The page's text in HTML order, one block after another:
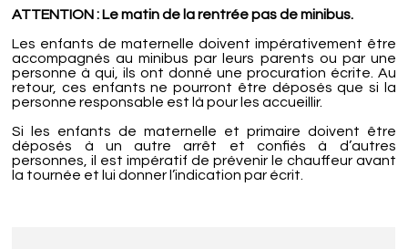
ATTENTION : Le matin de la rentrée pas de minibus.
Les enfants de maternelle doivent impérativement être
accompagnés au minibus par leurs parents ou par une
personne à qui, ils ont donné une procuration écrite. Au
retour, ces enfants ne pourront être déposés que si la
personne responsable est là pour les accueillir.
Si les enfants de maternelle et primaire doivent être
déposés à un autre arrêt et confiés à d’autres
personnes, il est impératif de prévenir le chauffeur avant
la tournée et lui donner l’indication par écrit.